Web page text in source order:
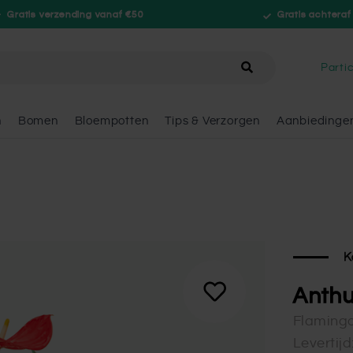
Gratis verzending vanaf €50 Gratis achteraf
Bomen Bloempotten Tips & Verzorgen